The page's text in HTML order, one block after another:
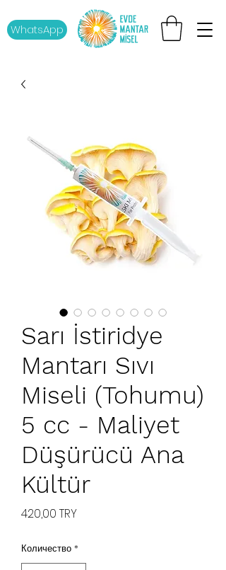
WhatsApp
Sarı İstiridye
Mantarı Sıvı
Miseli (Tohumu)
5 cc - Maliyet
Düşürücü Ana
Kültür
420,00 TRYЦена
Количество *